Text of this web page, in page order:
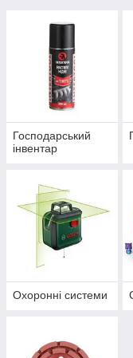
Господарський
інвентар
Охоронні системи